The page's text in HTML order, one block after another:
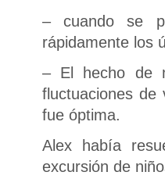
– cuando se
rápidamente los
– El hecho de
fluctuaciones de
fue óptima.
Alex había
excursión de